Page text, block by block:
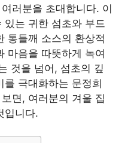
러분을 초대합니다. 이
있는 귀한 섬초와 부드
통들깨 소스의 환상적
마음을 따뜻하게 녹여
것을 넘어, 섬초의 깊
를 극대화하는 문정희
면, 여러분의 겨울 집
입니다.